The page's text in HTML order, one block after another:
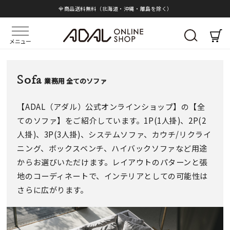
全商品送料無料（北海道・沖縄・離島を除く）
メニュー
Sofa 業務用 全てのソファ
【ADAL（アダル）公式オンラインショップ】の【全
てのソファ】をご紹介しています。1P(1人掛)、2P(2
人掛)、3P(3人掛)、システムソファ、カウチ/リクライ
ニング、ボックスベンチ、ハイバックソファなど用途
からお選びいただけます。レイアウトのパターンと張
地のコーディネートで、インテリアとしての可能性は
さらに広がります。